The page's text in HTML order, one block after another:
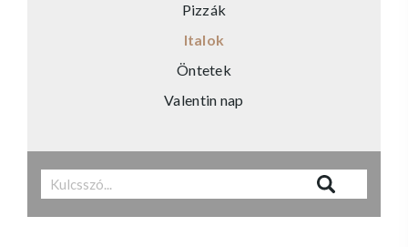
Pizzák
Italok
Öntetek
Valentin nap